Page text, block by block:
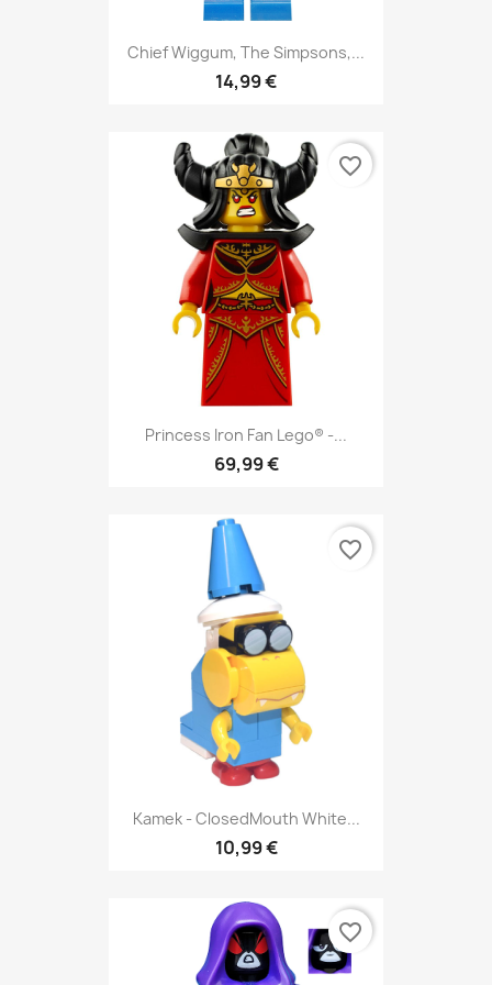
Chief Wiggum, The Simpsons,...
14,99 €
Princess Iron Fan Lego® -...
69,99 €
favorite_border
Kamek - ClosedMouth White...
10,99 €
favorite_border
favorite_border